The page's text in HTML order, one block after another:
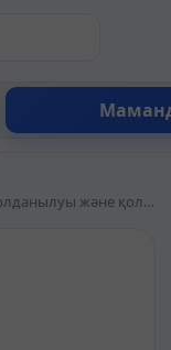
Хирургиялық операция, класификациясы, қолданылуы және қолданбау себептері, операциялардың жасалу тәртіптері